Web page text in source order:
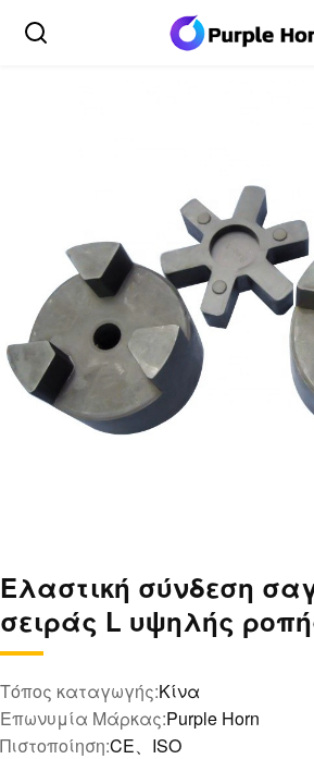
Ελαστική σύνδεση
σειράς L υψηλής
Τόπος καταγωγής:Κίνα
Επωνυμία Μάρκας:Purple Horn
Πιστοποίηση:CE、ISO